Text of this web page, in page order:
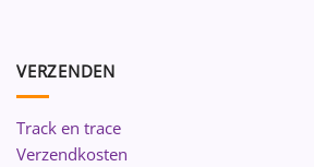
VERZENDEN
Track en trace
Verzendkosten